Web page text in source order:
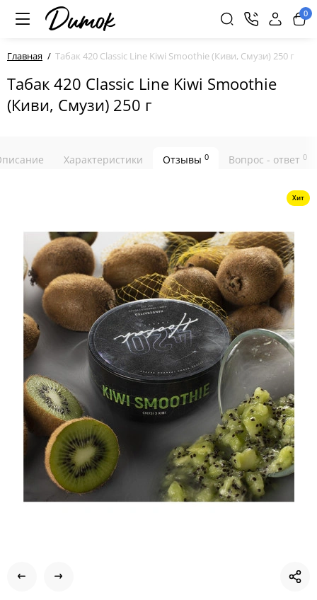
0
Главная Табак 420 Classic Line Kiwi Smoothie (Киви, Смузи) 250 г
Табак 420 Classic Line Kiwi Smoothie
(Киви, Смузи) 250 г
Характеристики Отзывы 0 Вопрос - ответ 0
Хит